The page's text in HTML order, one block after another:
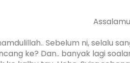
Sebelum ni, selalu
ke? Dan.. banyak lagi